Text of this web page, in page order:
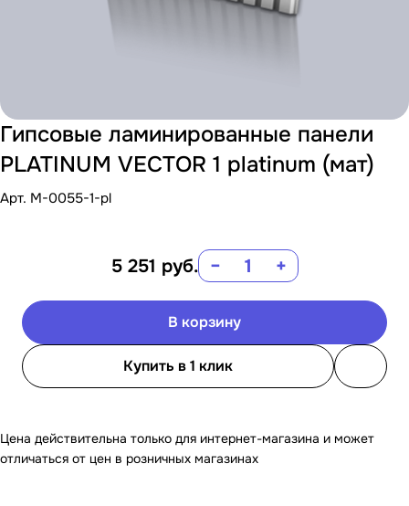
Гипсовые ламинированные панели
PLATINUM VECTOR 1 platinum (мат)
Арт. M-0055-1-pl
5 251 руб. − +
В корзину
Купить в 1 клик
Цена действительна только для интернет-магазина и может
отличаться от цен в розничных магазинах